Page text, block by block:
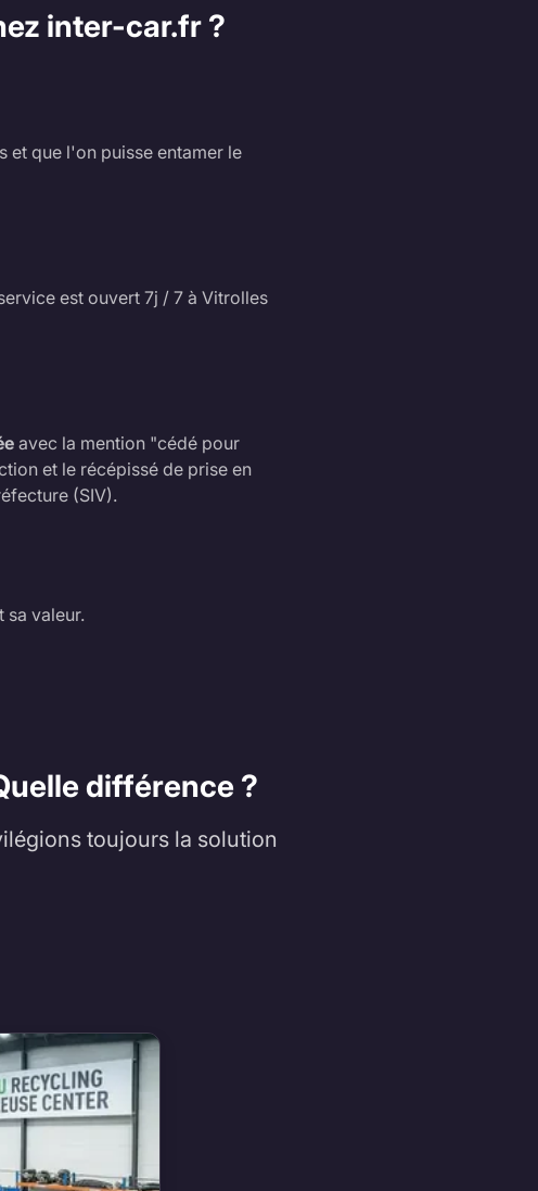
inter-car.fr ?
et que l'on puisse entamer le
est ouvert 7j / 7 à Vitrolles
avec la mention "cédé pour
et le récépissé de prise en
(SIV).
sa valeur.
différence ?
toujours la solution